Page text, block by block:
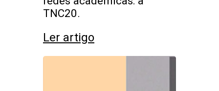
TNC20.
Ler artigo